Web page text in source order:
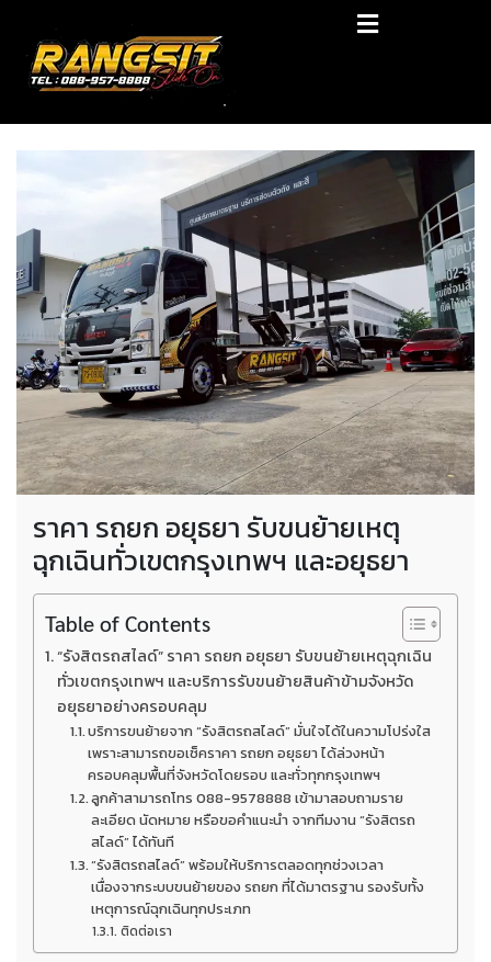
content
RANGSIT SlideON
รถยก168 รถสไลด์รังสิต รถสไลด์ ราคาถูก
ราคา รถยก อยุธยา รับขนย้ายเหตุ
ฉุกเฉินทั่วเขตกรุงเทพฯ และอยุธยา
Table of Contents
“รังสิตรถสไลด์” ราคา รถยก อยุธยา รับขนย้ายเหตุฉุกเฉิน
ทั่วเขตกรุงเทพฯ และบริการรับขนย้ายสินค้าข้ามจังหวัด
อยุธยาอย่างครอบคลุม
บริการขนย้ายจาก “รังสิตรถสไลด์” มั่นใจได้ในความโปร่งใส
เพราะสามารถขอเช็คราคา รถยก อยุธยา ได้ล่วงหน้า
ครอบคลุมพื้นที่จังหวัดโดยรอบ และทั่วทุกกรุงเทพฯ
ลูกค้าสามารถโทร 088-9578888 เข้ามาสอบถามราย
ละเอียด นัดหมาย หรือขอคำแนะนำ จากทีมงาน “รังสิตรถ
สไลด์” ได้ทันที
“รังสิตรถสไลด์” พร้อมให้บริการตลอดทุกช่วงเวลา
เนื่องจากระบบขนย้ายของ รถยก ที่ได้มาตรฐาน รองรับทั้ง
เหตุการณ์ฉุกเฉินทุกประเภท
ติดต่อเรา